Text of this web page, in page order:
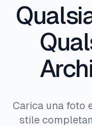
Carica una foto
stile